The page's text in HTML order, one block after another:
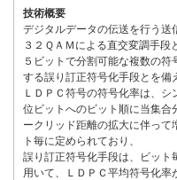
技術概要
デジタルデータの伝送を行う送
３２ＱＡＭによる直交変調手段
５ビットで分割可能な複数の
する誤り訂正符号化手段とを備
ＬＤＰＣ符号の符号化率は、
位ビットへのビット順に当集合
ークリッド距離の拡大に伴って
ト毎に定められており、
誤り訂正符号化手段は、ビット
用いて、ＬＤＰＣ平均符号化率